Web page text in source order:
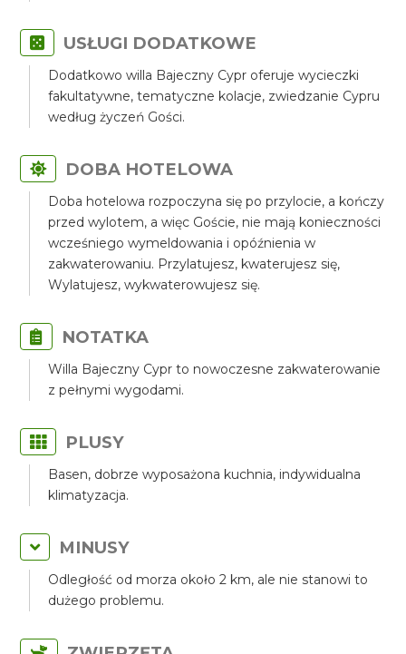
USŁUGI DODATKOWE
Dodatkowo willa Bajeczny Cypr oferuje wycieczki
fakultatywne, tematyczne kolacje, zwiedzanie Cypru
według życzeń Gości.
DOBA HOTELOWA
Doba hotelowa rozpoczyna się po przylocie, a kończy
przed wylotem, a więc Goście, nie mają konieczności
wcześniego wymeldowania i opóźnienia w
zakwaterowaniu. Przylatujesz, kwaterujesz się,
Wylatujesz, wykwaterowujesz się.
NOTATKA
Willa Bajeczny Cypr to nowoczesne zakwaterowanie
z pełnymi wygodami.
PLUSY
Basen, dobrze wyposażona kuchnia, indywidualna
klimatyzacja.
MINUSY
Odległość od morza około 2 km, ale nie stanowi to
dużego problemu.